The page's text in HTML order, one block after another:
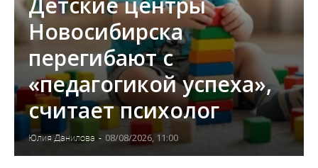
Новосибирска
перегибают с
«педагогикой успеха»,
считает психолог
Юлия Данилова - 08/08/2026, 11:00